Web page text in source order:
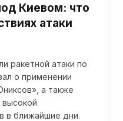
Киевом: что
атаки
ракетной атаки по
о применении
а также
в ближайшие дни.